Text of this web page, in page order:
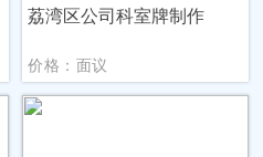
荔湾区公司科室牌制作
价格：面议